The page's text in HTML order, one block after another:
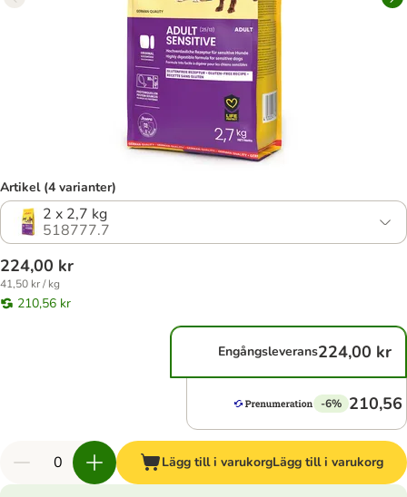
Artikel (4 varianter)
2 x 2,7 kg
518777.7
224,00 kr
41,50 kr / kg
210,56 kr
Engångsleverans224,00 kr
-6% 210,56
Lägg till i varukorgLägg till i varukorg